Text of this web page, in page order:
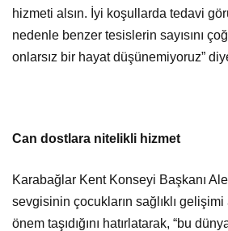
hizmeti alsın. İyi koşullarda tedavi
nedenle benzer tesislerin sayısını
onlarsız bir hayat düşünemiyoruz”
Can dostlara nitelikli hizmet
Karabağlar Kent Konseyi Başkanı
sevgisinin çocukların sağlıklı gelişimi
önem taşıdığını hatırlatarak, “bu